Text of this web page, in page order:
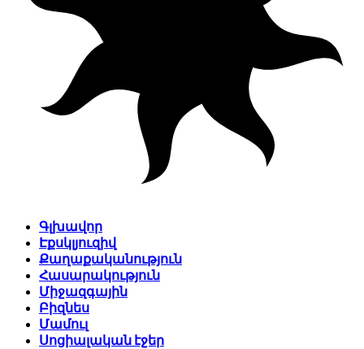
Գլխավոր
Էքսկլյուզիվ
Քաղաքականություն
Հասարակություն
Միջազգային
Բիզնես
Մամուլ
Սոցիալական էջեր